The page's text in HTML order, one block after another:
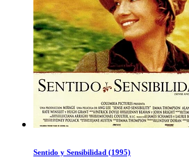
Sentido y Sensibilidad (1995)